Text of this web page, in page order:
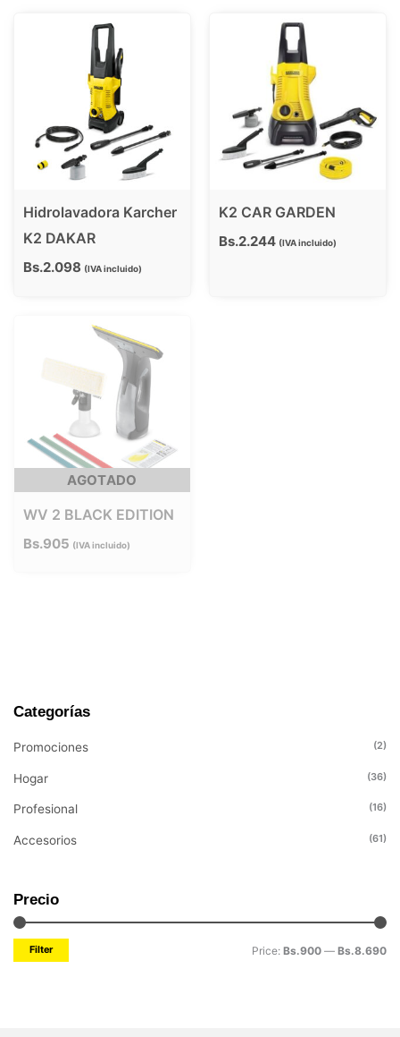
Categorías
Promociones (2)
Hogar (36)
Profesional (16)
Accesorios (61)
Precio
Filter Price: Bs.900 — Bs.8.690
Hidrolavadora Karcher
K2 DAKAR
Bs.2.098 IVA incluido
K2 CAR GARDEN
Bs.2.244 IVA incluido
AGOTADO
WV 2 BLACK EDITION
Bs.905 IVA incluido